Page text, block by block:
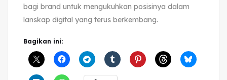
bagi brand untuk mengukuhkan posisinya dalam
lanskap digital yang terus berkembang.
Bagikan ini: